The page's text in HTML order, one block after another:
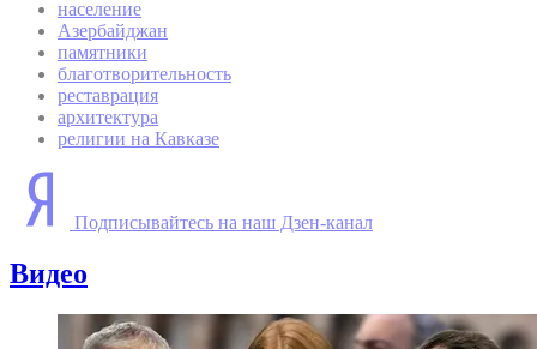
население
Азербайджан
памятники
благотворительность
реставрация
архитектура
религии на Кавказе
Подписывайтесь на наш Дзен-канал
Видео